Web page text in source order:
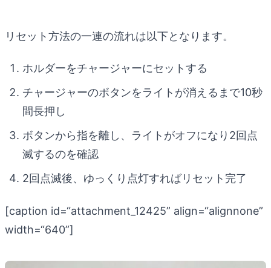
リセット方法の一連の流れは以下となります。
ホルダーをチャージャーにセットする
チャージャーのボタンをライトが消えるまで10秒
間長押し
ボタンから指を離し、ライトがオフになり2回点
滅するのを確認
2回点滅後、ゆっくり点灯すればリセット完了
[caption id=“attachment_12425” align=“alignnone”
width=“640”]